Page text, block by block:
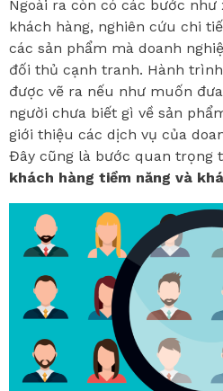
Ngoài ra còn có các bước
khách hàng, nghiên cứu chi
các sản phẩm mà doanh
đối thủ cạnh tranh. Hành
được vẽ ra nếu như muốn
người chưa biết gì về sản
giới thiệu các dịch vụ của
Đây cũng là bước quan trọng
khách hàng tiềm năng và